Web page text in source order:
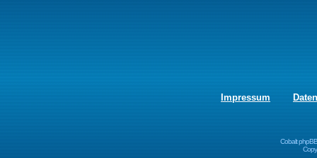
Impressum
Cobalt